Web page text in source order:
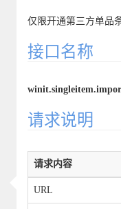
仅限开通第三方单品
接口名称
请求说明
请求内容
URL